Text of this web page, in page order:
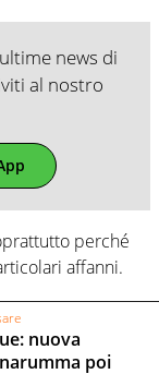
news di
al nostro
perché
affanni.
nuova
poi